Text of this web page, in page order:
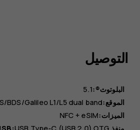
التوصيل
البلوتوث®:5.1
الموقع:BDS/Galileo L1/L5 dual band
الميزات:NFC + eSIM
منفذ USB: USB Type-C (USB 2.0) OTG